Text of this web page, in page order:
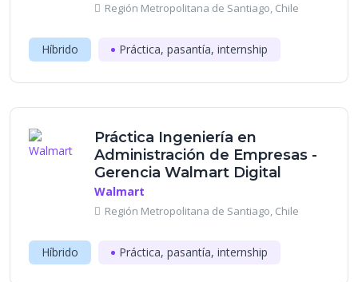
Región Metropolitana de Santiago, Chile
Híbrido Práctica, pasantía, internship
Práctica Ingeniería en
Administración de Empresas -
Gerencia Walmart Digital
Walmart
Región Metropolitana de Santiago, Chile
Híbrido Práctica, pasantía, internship